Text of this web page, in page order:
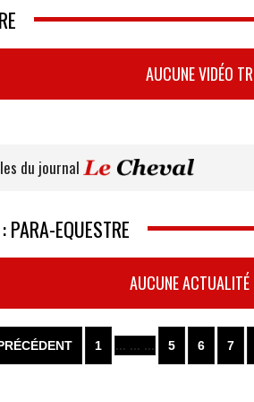
AUCUNE VIDÉO
du journal
PARA-EQUESTRE
AUCUNE ACTUALITÉ
1 ... ... ... 5 6 7